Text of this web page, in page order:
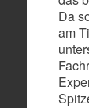
Da
am